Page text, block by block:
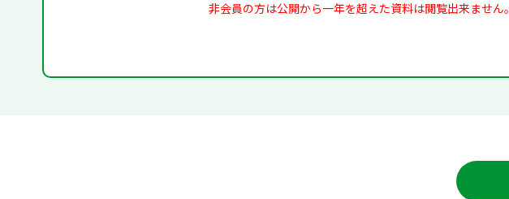
非会員の方は公開から一年を超えた資料は閲覧出来ません。